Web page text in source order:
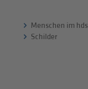
Menschen im hds
Schilder